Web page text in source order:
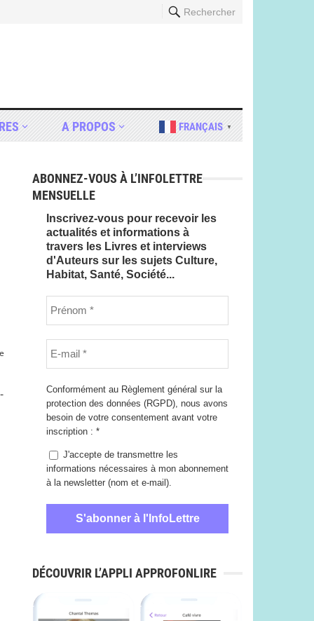
Rechercher
A PROPOS FRANÇAIS ▼
e
ABONNEZ-VOUS À L’INFOLETTRE
MENSUELLE
Inscrivez-vous pour recevoir les
actualités et informations à
travers les Livres et interviews
d'Auteurs sur les sujets Culture,
Habitat, Santé, Société...
Conformément au Règlement général sur la
protection des données (RGPD), nous avons
besoin de votre consentement avant votre
inscription : *
J'accepte de transmettre les
informations nécessaires à mon abonnement
à la newsletter (nom et e-mail).
DÉCOUVRIR L’APPLI APPROFONLIRE